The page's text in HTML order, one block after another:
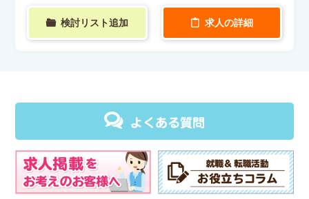
検討リスト追加 求人の詳細
よくある質問